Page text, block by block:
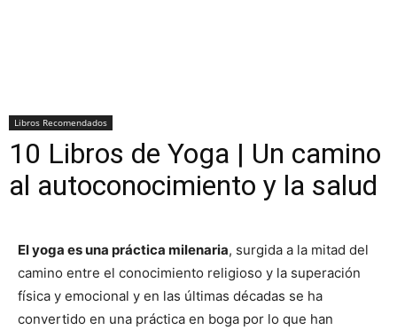
Libros Recomendados
10 Libros de Yoga | Un camino
al autoconocimiento y la salud
El yoga es una práctica milenaria, surgida a la mitad del
camino entre el conocimiento religioso y la superación
física y emocional y en las últimas décadas se ha
convertido en una práctica en boga por lo que han